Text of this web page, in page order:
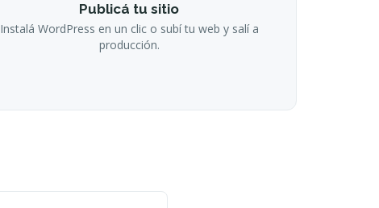
Publicá tu sitio
Instalá WordPress en un clic o subí tu web y salí a
producción.